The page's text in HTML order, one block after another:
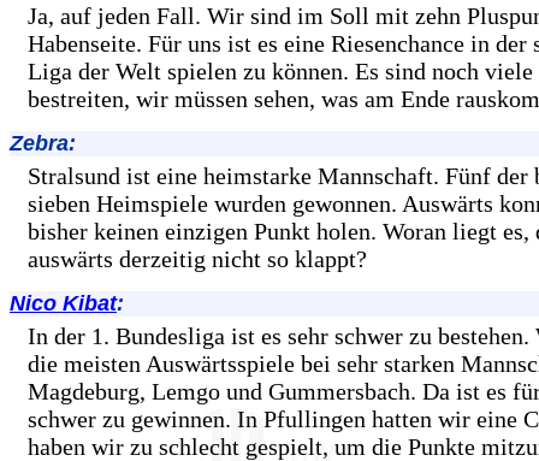
Ja, auf jeden Fall. Wir sind im Soll mit zehn
Habenseite. Für uns ist es eine Riesenchance in der
Liga der Welt spielen zu können. Es sind noch
bestreiten, wir müssen sehen, was am Ende
Zebra:
Stralsund ist eine heimstarke Mannschaft. Fünf der
sieben Heimspiele wurden gewonnen. Auswärts
bisher keinen einzigen Punkt holen. Woran liegt es,
auswärts derzeitig nicht so klappt?
Nico Kibat:
In der 1. Bundesliga ist es sehr schwer zu
die meisten Auswärtsspiele bei sehr starken
Magdeburg, Lemgo und Gummersbach. Da ist es
schwer zu gewinnen. In Pfullingen hatten wir eine
haben wir zu schlecht gespielt, um die Punkte